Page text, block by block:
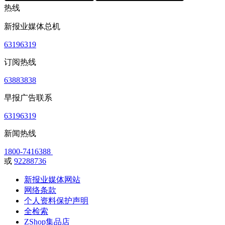
热线
新报业媒体总机
63196319
订阅热线
63883838
早报广告联系
63196319
新闻热线
1800-7416388
或 92288736
新报业媒体网站
网络条款
个人资料保护声明
全检索
ZShop集品店